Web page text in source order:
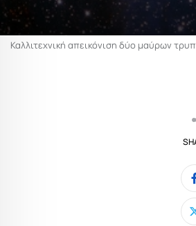
Καλλιτεχνική απεικόνιση δύο μαύρων